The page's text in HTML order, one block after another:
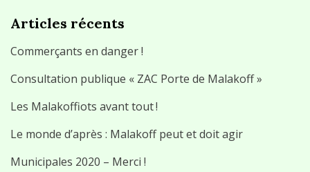
Articles récents
Commerçants en danger !
Consultation publique « ZAC Porte de Malakoff »
Les Malakoffiots avant tout !
Le monde d’après : Malakoff peut et doit agir
Municipales 2020 – Merci !